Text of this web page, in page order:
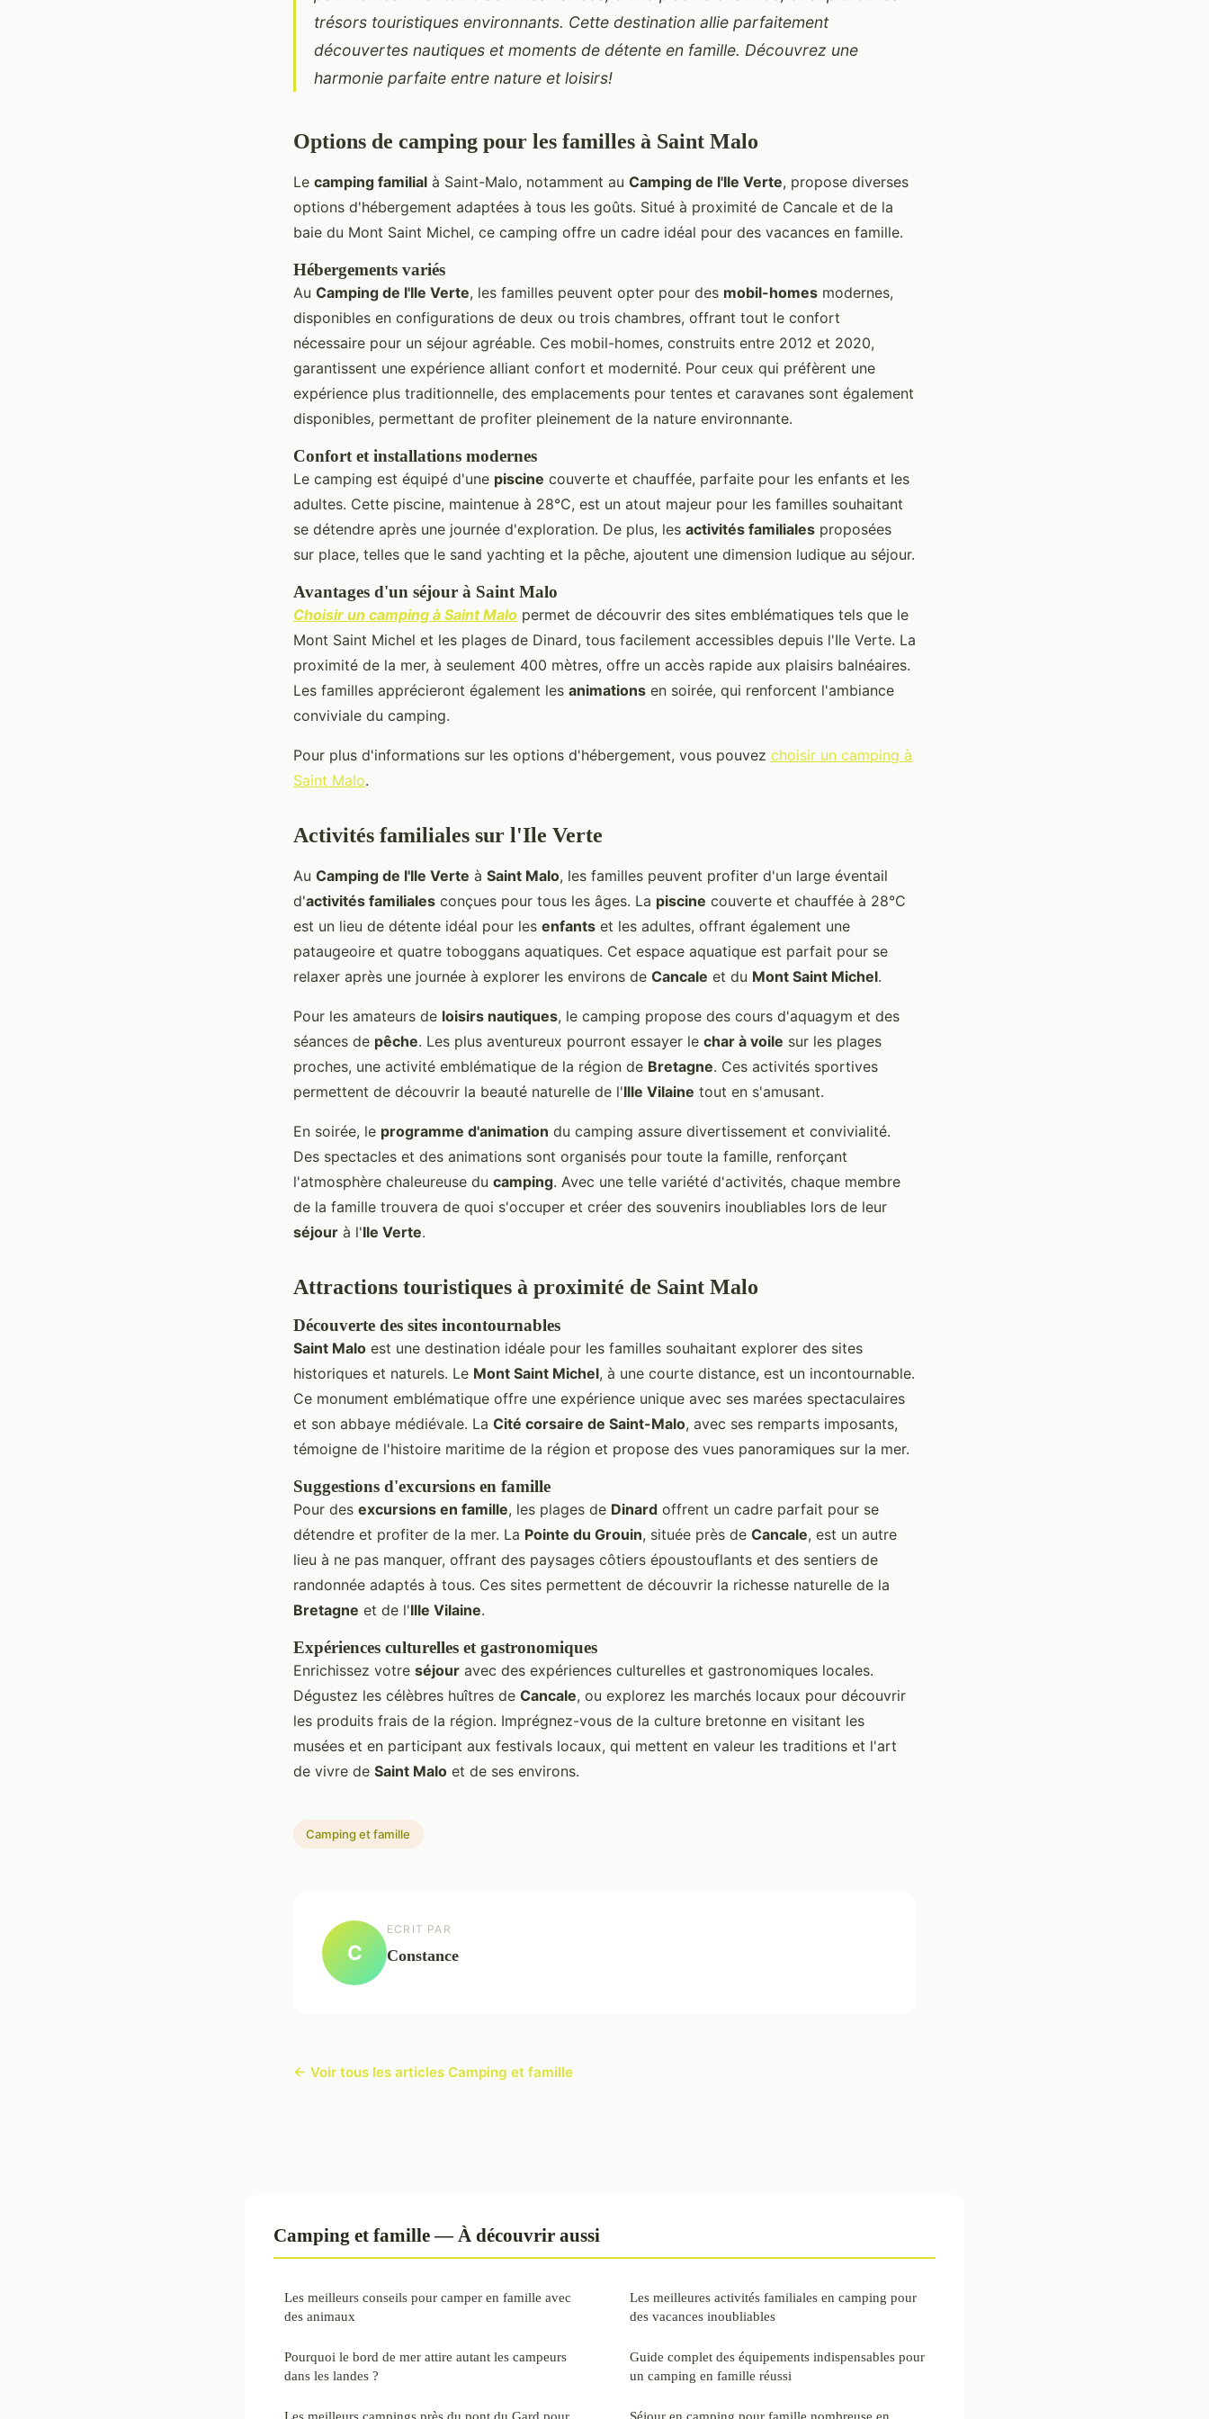
trésors touristiques environnants. Cette destination allie parfaitement
découvertes nautiques et moments de détente en famille. Découvrez une
harmonie parfaite entre nature et loisirs!
Options de camping pour les familles à Saint Malo
Le camping familial à Saint-Malo, notamment au Camping de l'Ile Verte, propose diverses
options d'hébergement adaptées à tous les goûts. Situé à proximité de Cancale et de la
baie du Mont Saint Michel, ce camping offre un cadre idéal pour des vacances en famille.
Hébergements variés
Au Camping de l'Ile Verte, les familles peuvent opter pour des mobil-homes modernes,
disponibles en configurations de deux ou trois chambres, offrant tout le confort
nécessaire pour un séjour agréable. Ces mobil-homes, construits entre 2012 et 2020,
garantissent une expérience alliant confort et modernité. Pour ceux qui préfèrent une
expérience plus traditionnelle, des emplacements pour tentes et caravanes sont également
disponibles, permettant de profiter pleinement de la nature environnante.
Confort et installations modernes
Le camping est équipé d'une piscine couverte et chauffée, parfaite pour les enfants et les
adultes. Cette piscine, maintenue à 28°C, est un atout majeur pour les familles souhaitant
se détendre après une journée d'exploration. De plus, les activités familiales proposées
sur place, telles que le sand yachting et la pêche, ajoutent une dimension ludique au séjour.
Avantages d'un séjour à Saint Malo
Choisir un camping à Saint Malo permet de découvrir des sites emblématiques tels que le
Mont Saint Michel et les plages de Dinard, tous facilement accessibles depuis l'Ile Verte. La
proximité de la mer, à seulement 400 mètres, offre un accès rapide aux plaisirs balnéaires.
Les familles apprécieront également les animations en soirée, qui renforcent l'ambiance
conviviale du camping.
Pour plus d'informations sur les options d'hébergement, vous pouvez choisir un camping à
Saint Malo.
Activités familiales sur l'Ile Verte
Au Camping de l'Ile Verte à Saint Malo, les familles peuvent profiter d'un large éventail
d'activités familiales conçues pour tous les âges. La piscine couverte et chauffée à 28°C
est un lieu de détente idéal pour les enfants et les adultes, offrant également une
pataugeoire et quatre toboggans aquatiques. Cet espace aquatique est parfait pour se
relaxer après une journée à explorer les environs de Cancale et du Mont Saint Michel.
Pour les amateurs de loisirs nautiques, le camping propose des cours d'aquagym et des
séances de pêche. Les plus aventureux pourront essayer le char à voile sur les plages
proches, une activité emblématique de la région de Bretagne. Ces activités sportives
permettent de découvrir la beauté naturelle de l'Ille Vilaine tout en s'amusant.
En soirée, le programme d'animation du camping assure divertissement et convivialité.
Des spectacles et des animations sont organisés pour toute la famille, renforçant
l'atmosphère chaleureuse du camping. Avec une telle variété d'activités, chaque membre
de la famille trouvera de quoi s'occuper et créer des souvenirs inoubliables lors de leur
séjour à l'Ile Verte.
Attractions touristiques à proximité de Saint Malo
Découverte des sites incontournables
Saint Malo est une destination idéale pour les familles souhaitant explorer des sites
historiques et naturels. Le Mont Saint Michel, à une courte distance, est un incontournable.
Ce monument emblématique offre une expérience unique avec ses marées spectaculaires
et son abbaye médiévale. La Cité corsaire de Saint-Malo, avec ses remparts imposants,
témoigne de l'histoire maritime de la région et propose des vues panoramiques sur la mer.
Suggestions d'excursions en famille
Pour des excursions en famille, les plages de Dinard offrent un cadre parfait pour se
détendre et profiter de la mer. La Pointe du Grouin, située près de Cancale, est un autre
lieu à ne pas manquer, offrant des paysages côtiers époustouflants et des sentiers de
randonnée adaptés à tous. Ces sites permettent de découvrir la richesse naturelle de la
Bretagne et de l'Ille Vilaine.
Expériences culturelles et gastronomiques
Enrichissez votre séjour avec des expériences culturelles et gastronomiques locales.
Dégustez les célèbres huîtres de Cancale, ou explorez les marchés locaux pour découvrir
les produits frais de la région. Imprégnez-vous de la culture bretonne en visitant les
musées et en participant aux festivals locaux, qui mettent en valeur les traditions et l'art
de vivre de Saint Malo et de ses environs.
Camping et famille
C
ECRIT PAR
Constance
← Voir tous les articles Camping et famille
Camping et famille — À découvrir aussi
Les meilleurs conseils pour camper en famille avec
des animaux
Pourquoi le bord de mer attire autant les campeurs
dans les landes ?
Les meilleurs campings près du pont du Gard pour
Les meilleures activités familiales en camping pour
des vacances inoubliables
Guide complet des équipements indispensables pour
un camping en famille réussi
Séjour en camping pour famille nombreuse en